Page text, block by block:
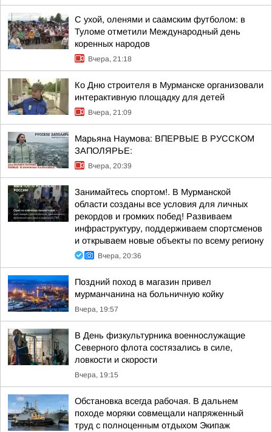
С ухой, оленями и саамским футболом: в
Туломе отметили Международный день
коренных народов
Вчера, 21:18
Ко Дню строителя в Мурманске организовали
интерактивную площадку для детей
Вчера, 21:09
Марьяна Наумова: ВПЕРВЫЕ В РУССКОМ
ЗАПОЛЯРЬЕ:
Вчера, 20:39
Занимайтесь спортом!. В Мурманской
области созданы все условия для личных
рекордов и громких побед! Развиваем
инфраструктуру, поддерживаем спортсменов
и открываем новые объекты по всему региону
Вчера, 20:36
Поздний поход в магазин привел
мурманчанина на больничную койку
Вчера, 19:57
В День физкультурника военнослужащие
Северного флота состязались в силе,
ловкости и скорости
Вчера, 19:15
Обстановка всегда рабочая. В дальнем
походе моряки совмещали напряженный
труд с полноценным отдыхом Экипаж